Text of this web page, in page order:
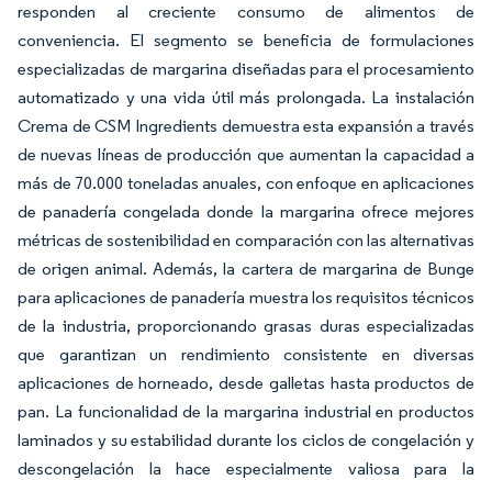
responden al creciente consumo de alimentos de
conveniencia. El segmento se beneficia de formulaciones
especializadas de margarina diseñadas para el procesamiento
automatizado y una vida útil más prolongada. La instalación
Crema de CSM Ingredients demuestra esta expansión a través
de nuevas líneas de producción que aumentan la capacidad a
más de 70.000 toneladas anuales, con enfoque en aplicaciones
de panadería congelada donde la margarina ofrece mejores
métricas de sostenibilidad en comparación con las alternativas
de origen animal. Además, la cartera de margarina de Bunge
para aplicaciones de panadería muestra los requisitos técnicos
de la industria, proporcionando grasas duras especializadas
que garantizan un rendimiento consistente en diversas
aplicaciones de horneado, desde galletas hasta productos de
pan. La funcionalidad de la margarina industrial en productos
laminados y su estabilidad durante los ciclos de congelación y
descongelación la hace especialmente valiosa para la